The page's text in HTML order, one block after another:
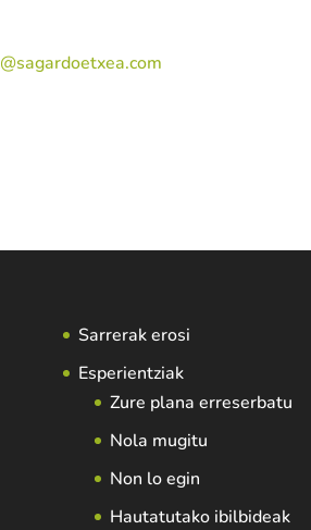
Sarrerak erosi
Esperientziak
Zure plana erreserbatu
Nola mugitu
Non lo egin
Hautatutako ibilbideak